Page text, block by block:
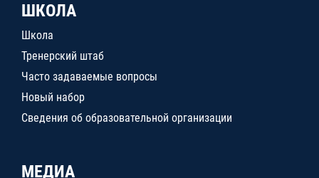
ШКОЛА
Школа
Тренерский штаб
Часто задаваемые вопросы
Новый набор
Сведения об образовательной организации
МЕДИА